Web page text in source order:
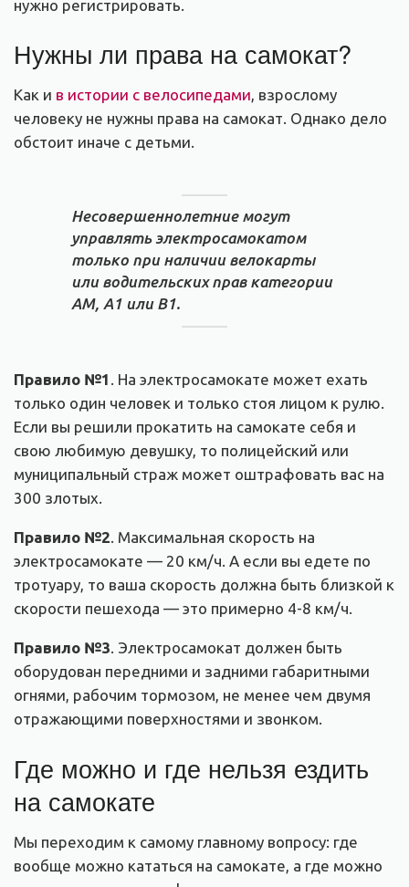
нужно регистрировать.
Нужны ли права на самокат?
Как и в истории с велосипедами, взрослому
человеку не нужны права на самокат. Однако дело
обстоит иначе с детьми.
Несовершеннолетние могут
управлять электросамокатом
только при наличии велокарты
или водительских прав категории
АМ, А1 или В1.
Правило №1 . На электросамокате может ехать
только один человек и только стоя лицом к рулю.
Если вы решили прокатить на самокате себя и
свою любимую девушку, то полицейский или
муниципальный страж может оштрафовать вас на
300 злотых.
Правило №2. Максимальная скорость на
электросамокате — 20 км/ч. А если вы едете по
тротуару, то ваша скорость должна быть близкой к
скорости пешехода — это примерно 4-8 км/ч.
Правило №3. Электросамокат должен быть
оборудован передними и задними габаритными
огнями, рабочим тормозом, не менее чем двумя
отражающими поверхностями и звонком.
Где можно и где нельзя ездить
на самокате
Мы переходим к самому главному вопросу: где
вообще можно кататься на самокате, а где можно